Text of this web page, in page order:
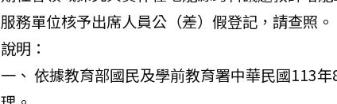
服務單位核予出席人員公（差）假登記，請查照。
說明：
一、 依據教育部國民及學前教育署中華民國113